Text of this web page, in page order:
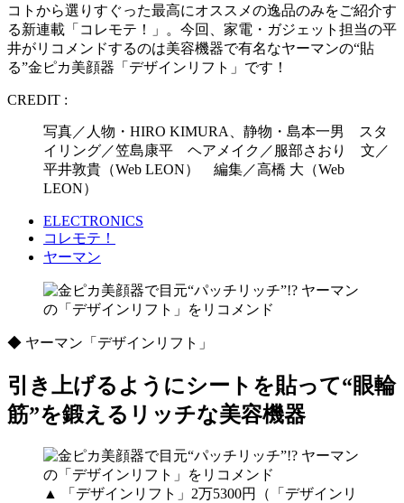
コトから選りすぐった最高にオススメの逸品のみをご紹介す
る新連載「コレモテ！」。今回、家電・ガジェット担当の平
井がリコメンドするのは美容機器で有名なヤーマンの“貼
る”金ピカ美顔器「デザインリフト」です！
CREDIT :
写真／人物・HIRO KIMURA、静物・島本一男 スタ
イリング／笠島康平 ヘアメイク／服部さおり 文／
平井敦貴（Web LEON） 編集／高橋 大（Web
LEON）
ELECTRONICS
コレモテ！
ヤーマン
◆ ヤーマン「デザインリフト」
引き上げるようにシートを貼って“眼輪
筋”を鍛えるリッチな美容機器
▲ 「デザインリフト」2万5300円（「デザインリ